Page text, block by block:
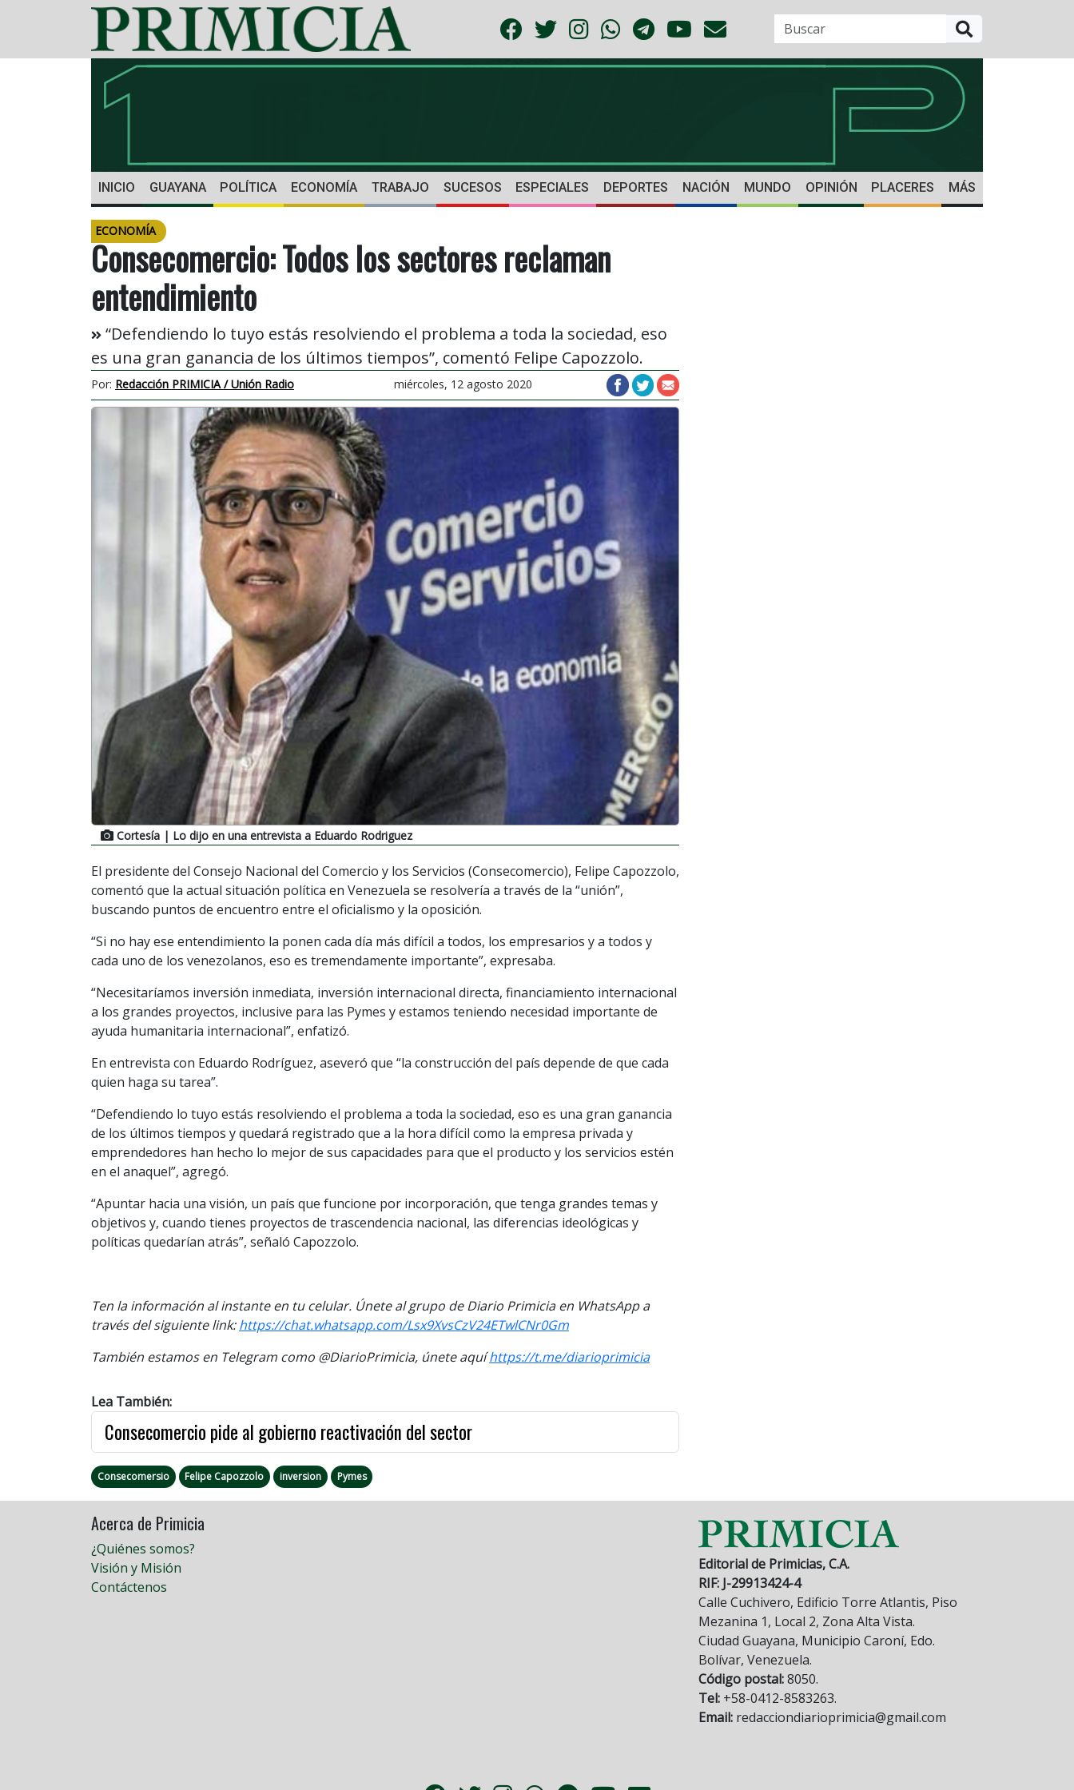
INICIO GUAYANA POLÍTICA ECONOMÍA TRABAJO SUCESOS ESPECIALES DEPORTES NACIÓN MUNDO OPINIÓN PLACERES MÁS
ECONOMÍA
Consecomercio: Todos los sectores reclaman
entendimiento
“Defendiendo lo tuyo estás resolviendo el problema a toda la sociedad, eso
es una gran ganancia de los últimos tiempos”, comentó Felipe Capozzolo.
Por: Redacción PRIMICIA / Unión Radio miércoles, 12 agosto 2020
Cortesía | Lo dijo en una entrevista a Eduardo Rodriguez
El presidente del Consejo Nacional del Comercio y los Servicios (Consecomercio), Felipe Capozzolo,
comentó que la actual situación política en Venezuela se resolvería a través de la “unión”,
buscando puntos de encuentro entre el oficialismo y la oposición.
“Si no hay ese entendimiento la ponen cada día más difícil a todos, los empresarios y a todos y
cada uno de los venezolanos, eso es tremendamente importante”, expresaba.
“Necesitaríamos inversión inmediata, inversión internacional directa, financiamiento internacional
a los grandes proyectos, inclusive para las Pymes y estamos teniendo necesidad importante de
ayuda humanitaria internacional”, enfatizó.
En entrevista con Eduardo Rodríguez, aseveró que “la construcción del país depende de que cada
quien haga su tarea”.
“Defendiendo lo tuyo estás resolviendo el problema a toda la sociedad, eso es una gran ganancia
de los últimos tiempos y quedará registrado que a la hora difícil como la empresa privada y
emprendedores han hecho lo mejor de sus capacidades para que el producto y los servicios estén
en el anaquel”, agregó.
“Apuntar hacia una visión, un país que funcione por incorporación, que tenga grandes temas y
objetivos y, cuando tienes proyectos de trascendencia nacional, las diferencias ideológicas y
políticas quedarían atrás”, señaló Capozzolo.
Ten la información al instante en tu celular. Únete al grupo de Diario Primicia en WhatsApp a
través del siguiente link:https://chat.whatsapp.com/Lsx9XvsCzV24ETwlCNr0Gm
También estamos en Telegram como @DiarioPrimicia, únete aquíhttps://t.me/diarioprimicia
Lea También:
Consecomercio pide al gobierno reactivación del sector
Consecomersio Felipe Capozzolo inversion Pymes
Acerca de Primicia
¿Quiénes somos?
Visión y Misión
Contáctenos
Editorial de Primicias, C.A.
RIF: J-29913424-4
Calle Cuchivero, Edificio Torre Atlantis, Piso
Mezanina 1, Local 2, Zona Alta Vista.
Ciudad Guayana, Municipio Caroní, Edo.
Bolívar, Venezuela.
Código postal:8050.
Tel: +58-0412-8583263.
Email: redacciondiarioprimicia@gmail.com